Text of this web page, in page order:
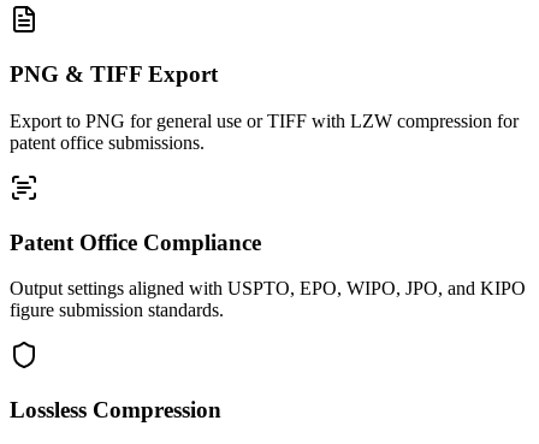
PNG & TIFF Export
Export to PNG for general use or TIFF with LZW compression for
patent office submissions.
Patent Office Compliance
Output settings aligned with USPTO, EPO, WIPO, JPO, and KIPO
figure submission standards.
Lossless Compression